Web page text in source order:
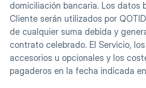
domiciliación bancaria. Los datos
Cliente serán utilizados por
de cualquier suma debida y
contrato celebrado. El Servicio,
accesorios u opcionales y los
pagaderos en la fecha indicada